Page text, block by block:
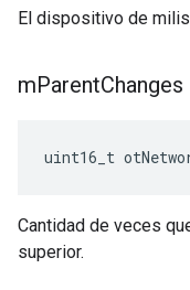
El dispositivo de
mParentChanges
uint16_t
Cantidad de veces
superior.